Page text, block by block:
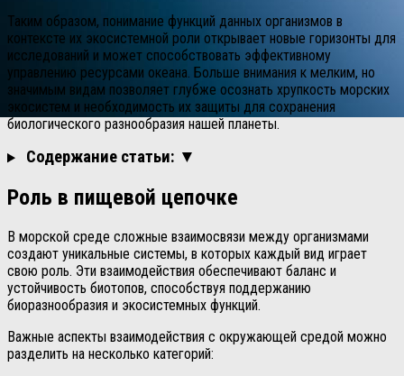
Таким образом, понимание функций данных организмов в
контексте их экосистемной роли открывает новые горизонты для
исследований и может способствовать эффективному
управлению ресурсами океана. Больше внимания к мелким, но
значимым видам позволяет глубже осознать хрупкость морских
экосистем и необходимость их защиты для сохранения
биологического разнообразия нашей планеты.
Содержание статьи: ▼
Роль в пищевой цепочке
В морской среде сложные взаимосвязи между организмами
создают уникальные системы, в которых каждый вид играет
свою роль. Эти взаимодействия обеспечивают баланс и
устойчивость биотопов, способствуя поддержанию
биоразнообразия и экосистемных функций.
Важные аспекты взаимодействия с окружающей средой можно
разделить на несколько категорий: